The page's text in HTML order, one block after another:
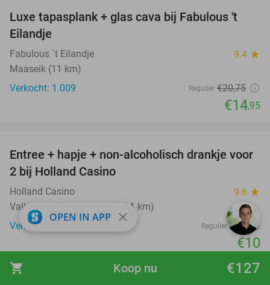
shopping_cart €127
Koop nu
28%
Luxe tapasplank + glas cava bij Fabulous 't
Eilandje
Fabulous ´t Eilandje 9.4 star
Maaseik (11 km)
Verkocht: 1.009
Regulier €20,75
€14,95
52%
Entree + hapje + non-alcoholisch drankje voor
2 bij Holland Casino
Holland Casino 9.6 star
Valkenburg (+12 locaties) (11 km)
Verkocht: 11.202
Regulier €21
€10
favorite_border
OPEN IN APP close